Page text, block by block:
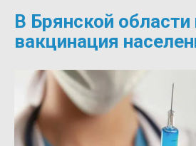
В Брянской области
вакцинация